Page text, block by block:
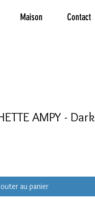
Maison Contact
AMPY - Dark
au panier